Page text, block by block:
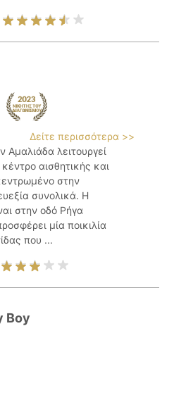
Δείτε περισσότερα >>
Αμαλιάδα λειτουργεί
αισθητικής και
στην
συνολικά. Η
στην οδό Ρήγα
μία ποικιλία
που ...
Boy